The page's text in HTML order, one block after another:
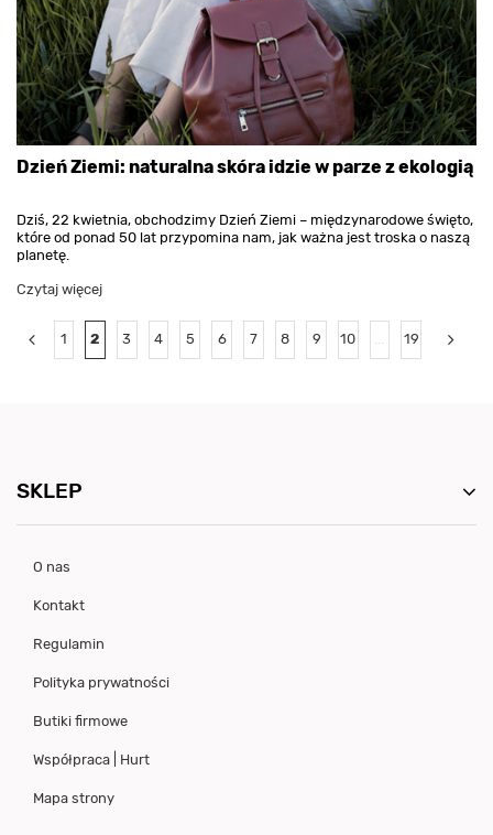
Dzień Ziemi: naturalna skóra idzie w parze z ekologią
Dziś, 22 kwietnia, obchodzimy Dzień Ziemi – międzynarodowe święto,
które od ponad 50 lat przypomina nam, jak ważna jest troska o naszą
planetę.
Czytaj więcej
1 2 3 4 5 6 7 8 9 10 ... 19
SKLEP
O nas
Kontakt
Regulamin
Polityka prywatności
Butiki firmowe
Współpraca | Hurt
Mapa strony